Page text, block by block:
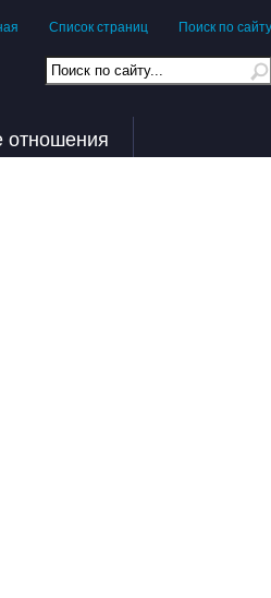
Список страниц Поиск по сайту
отношения